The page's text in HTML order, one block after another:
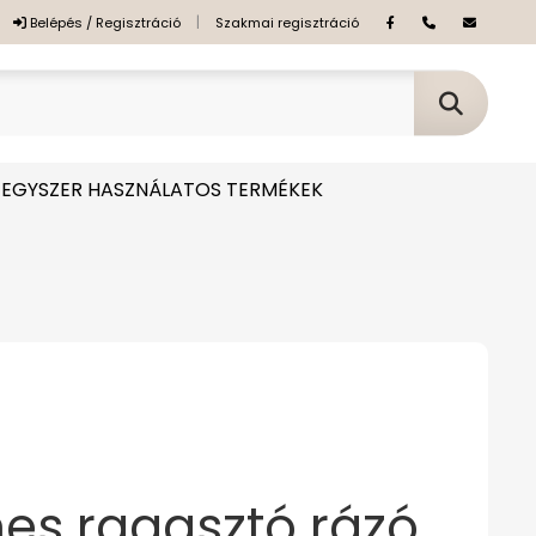
Belépés / Regisztráció | Szakmai regisztráció
EGYSZER HASZNÁLATOS TERMÉKEK